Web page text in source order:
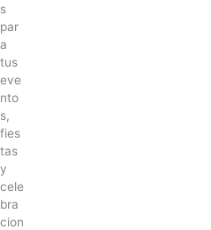
s
par
a
tus
eve
nto
s,
fies
tas
y
cele
bra
cion